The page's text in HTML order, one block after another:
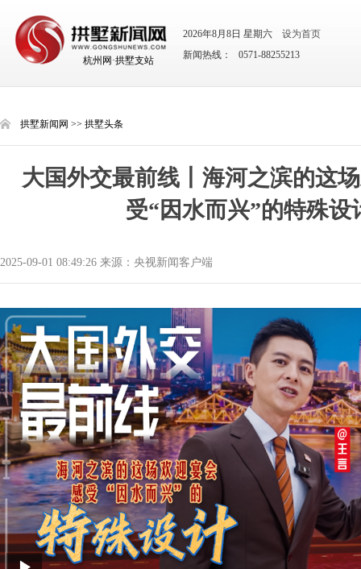
杭州网·拱墅支站
2026年8月8日 星期六
设为首页
新闻热线： 0571-88255213
拱墅新闻网 >> 拱墅头条
大国外交最前线丨海河之滨的这
受“因水而兴”的特殊设
2025-09-01 08:49:26 来源：央视新闻客户端